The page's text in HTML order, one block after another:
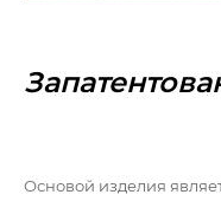
Основой изделия